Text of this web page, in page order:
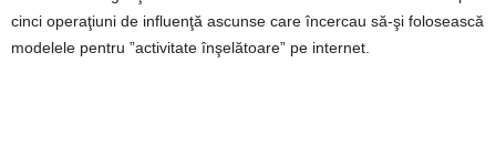
cinci operaţiuni de influenţă ascunse care încercau să-şi folosească
modelele pentru ”activitate înşelătoare” pe internet.